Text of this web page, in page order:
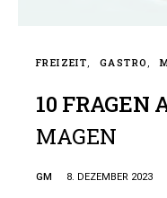
FREIZEIT GASTRO
10 FRAGEN
MAGEN
GM 8. DEZEMBER 2023